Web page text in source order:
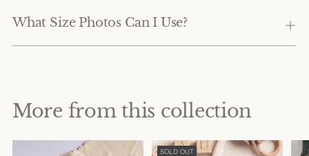
What Size Photos Can I Use?
More from this collection
SOLD OUT